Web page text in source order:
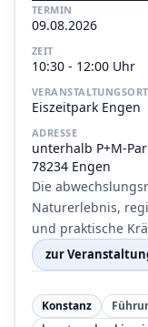
TERMIN
09.08.2026
ZEIT
10:30 - 12:00 Uhr
VERANSTALTUNGSORT
Eiszeitpark Engen
ADRESSE
unterhalb P+M-
78234 Engen
Die
Naturerlebnis,
und praktische
zur
Konstanz